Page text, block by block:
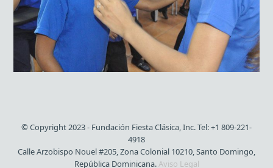
© Copyright 2023 - Fundación Fiesta Clásica, Inc. Tel: +1 809-221-
4918
Calle Arzobispo Nouel #205, Zona Colonial 10210, Santo Domingo,
República Dominicana.Aviso Legal